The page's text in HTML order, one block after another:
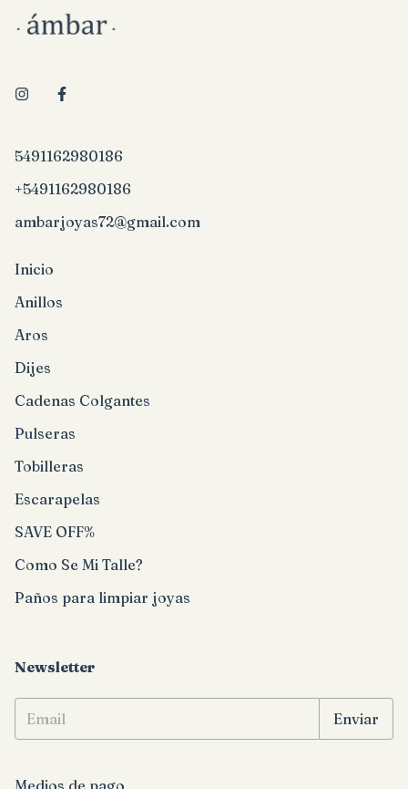
5491162980186
+5491162980186
ambarjoyas72@gmail.com
Inicio
Anillos
Aros
Dijes
Cadenas Colgantes
Pulseras
Tobilleras
Escarapelas
SAVE OFF%
Como Se Mi Talle?
Paños para limpiar joyas
Newsletter